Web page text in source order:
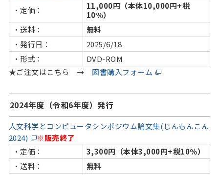
・定価：
11,000円（本体10,000円+税
10％）
・送料：
無料
・発行日：
2025/6/18
・形式：
DVD-ROM
★ご注文はこちら → 図書購入フォーム
2024年度（令和6年度）発行
人文科学とコンピュータシンポジウム論文集(じんもんこん
2024)
※販売終了
・定価：
3,300円（本体3,000円+税10％）
・送料：
無料